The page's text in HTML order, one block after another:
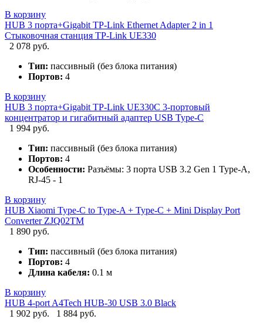
В корзину
HUB 3 порта+Gigabit TP-Link Ethernet Adapter 2 in 1
Стыковочная станция TP-Link UE330
2 078 руб.
Тип: пассивный (без блока питания)
Портов: 4
В корзину
HUB 3 порта+Gigabit TP-Link UE330C 3-портовый
концентратор и гигабитный адаптер USB Type-C
1 994 руб.
Тип: пассивный (без блока питания)
Портов: 4
Особенности: Разъёмы: 3 порта USB 3.2 Gen 1 Type-A,
RJ-45 - 1
В корзину
HUB Xiaomi Type-C to Type-A + Type-C + Mini Display Port
Converter ZJQ02TM
1 890 руб.
Тип: пассивный (без блока питания)
Портов: 4
Длина кабеля: 0.1 м
В корзину
HUB 4-port A4Tech HUB-30 USB 3.0 Black
1 902 руб.
1 884 руб.